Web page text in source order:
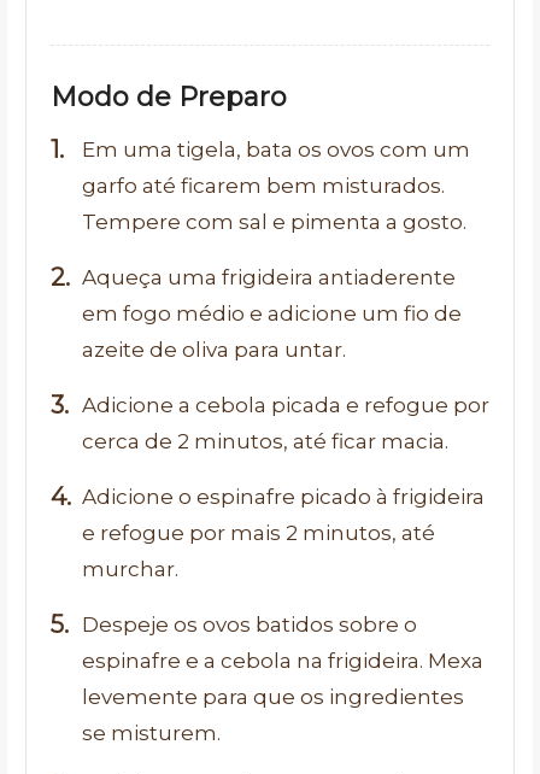
Modo de Preparo
Em uma tigela, bata os ovos com um
garfo até ficarem bem misturados.
Tempere com sal e pimenta a gosto.
Aqueça uma frigideira antiaderente
em fogo médio e adicione um fio de
azeite de oliva para untar.
Adicione a cebola picada e refogue por
cerca de 2 minutos, até ficar macia.
Adicione o espinafre picado à frigideira
e refogue por mais 2 minutos, até
murchar.
Despeje os ovos batidos sobre o
espinafre e a cebola na frigideira. Mexa
levemente para que os ingredientes
se misturem.